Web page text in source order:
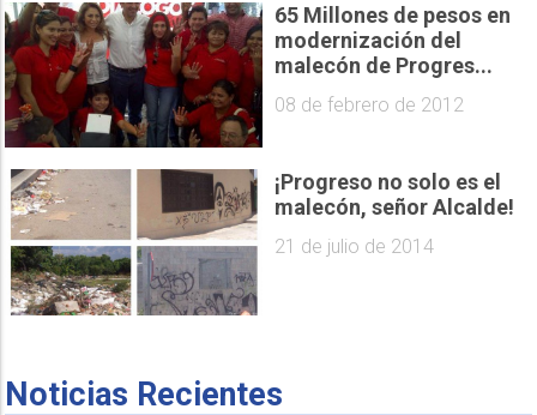
65 Millones de pesos en
modernización del
malecón de Progres...
08 de febrero de 2012
¡Progreso no solo es el
malecón, señor Alcalde!
21 de julio de 2014
Noticias Recientes